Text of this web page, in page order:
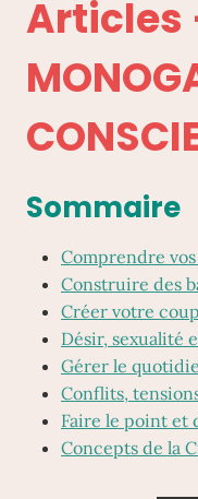
Articles
Sommaire
Comprendre
Construire des
Créer votre
Désir, sexualité
Gérer le
Conflits,
Faire le point et
Concepts de la